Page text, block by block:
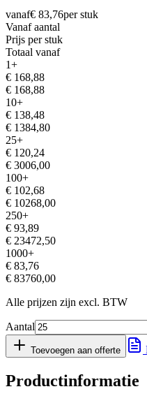
vanaf€ 83,76per stuk
Vanaf aantal
Prijs per stuk
Totaal vanaf
1+
€ 168,88
€ 168,88
10+
€ 138,48
€ 1384,80
25+
€ 120,24
€ 3006,00
100+
€ 102,68
€ 10268,00
250+
€ 93,89
€ 23472,50
1000+
€ 83,76
€ 83760,00
Alle prijzen zijn excl. BTW
Aantal
Toevoegen aan offerte
Productinformatie